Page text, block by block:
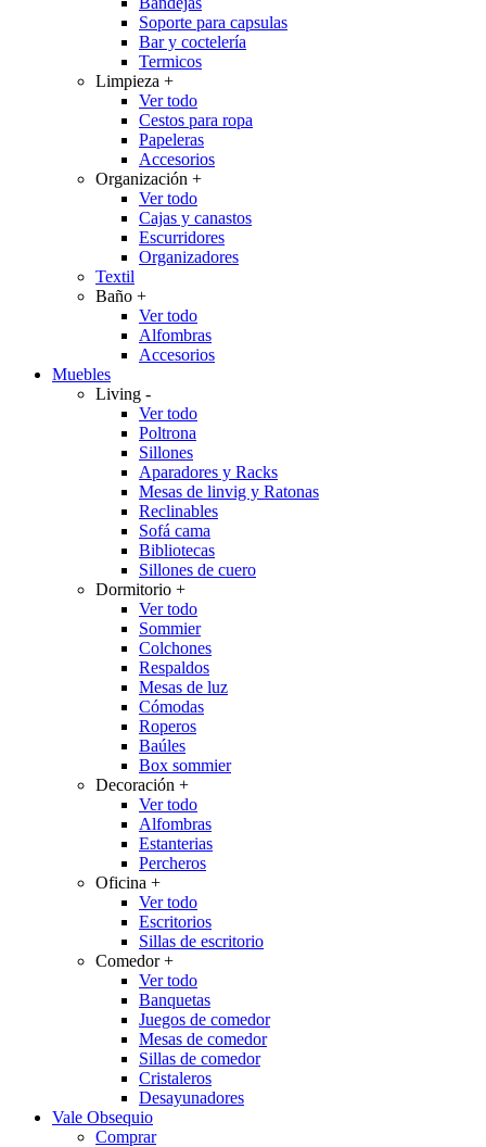
Soporte para capsulas
Bar y coctelería
Termicos
Limpieza +
Ver todo
Cestos para ropa
Papeleras
Accesorios
Organización +
Ver todo
Cajas y canastos
Escurridores
Organizadores
Textil
Baño +
Ver todo
Alfombras
Accesorios
Muebles
Living -
Ver todo
Poltrona
Sillones
Aparadores y Racks
Mesas de linvig y Ratonas
Reclinables
Sofá cama
Bibliotecas
Sillones de cuero
Dormitorio +
Ver todo
Sommier
Colchones
Respaldos
Mesas de luz
Cómodas
Roperos
Baúles
Box sommier
Decoración +
Ver todo
Alfombras
Estanterias
Percheros
Oficina +
Ver todo
Escritorios
Sillas de escritorio
Comedor+
Ver todo
Banquetas
Juegos de comedor
Mesas de comedor
Sillas de comedor
Cristaleros
Desayunadores
Vale Obsequio
Comprar